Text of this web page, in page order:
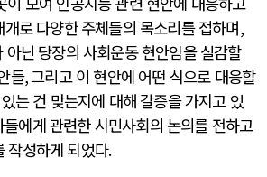
로 다양한 주체들의 목소리를 접하며,
아닌 당장의 사회운동 현안임을 실감할
들,그리고 이 현안에 어떤 식으로 대응할
는 건 맞는지에 대해 갈증을 가지고 있
에게 관련한 시민사회의 논의를 전하고
작성하게 되었다.